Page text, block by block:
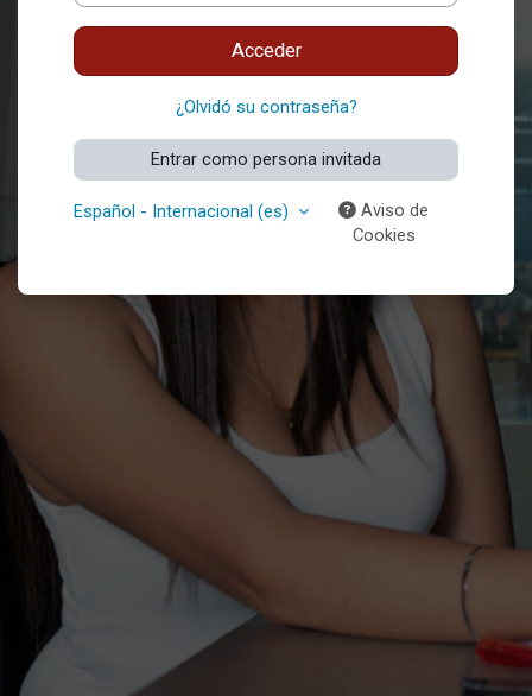
Acceder
¿Olvidó su contraseña?
Entrar como persona invitada
Español - Internacional ‎(es)‎
Aviso de
Cookies